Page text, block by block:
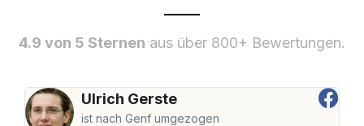
4.9 von 5 Sternen aus über 800+ Bewertungen.
Ulrich Gerste
ist nach Genf umgezogen